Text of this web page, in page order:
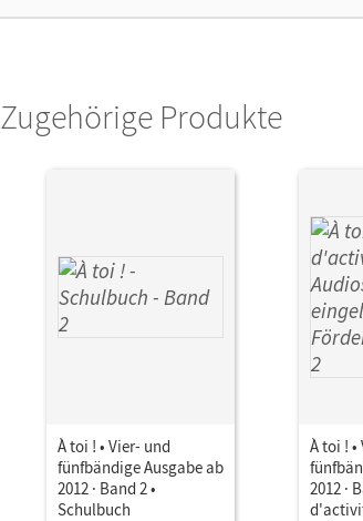
Cornelsen Verlag
Zugehörige Produkte
À toi ! • Vier- und
fünfbändige Ausgabe ab
2012 · Band 2 •
Schulbuch
À toi !
2012 ·